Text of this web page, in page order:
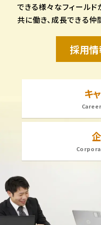
できる様々なフィールド
共に働き、成長できる仲
採用情
キ